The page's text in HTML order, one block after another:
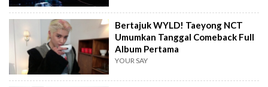
Bertajuk WYLD! Taeyong NCT
Umumkan Tanggal Comeback Full
Album Pertama
YOUR SAY